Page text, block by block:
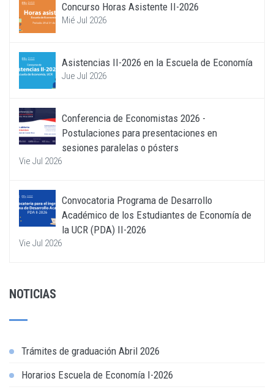
Concurso Horas Asistente II-2026
Mié Jul 2026
Asistencias II-2026 en la Escuela de Economía
Jue Jul 2026
Conferencia de Economistas 2026 -
Postulaciones para presentaciones en
sesiones paralelas o pósters
Vie Jul 2026
Convocatoria Programa de Desarrollo
Académico de los Estudiantes de Economía de
la UCR (PDA) II-2026
Vie Jul 2026
NOTICIAS
Trámites de graduación Abril 2026
Horarios Escuela de Economía I-2026